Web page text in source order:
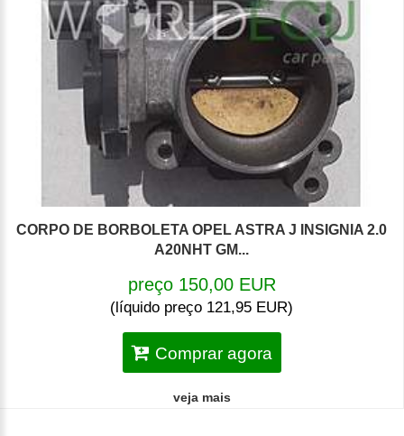
CORPO DE BORBOLETA OPEL ASTRA J INSIGNIA 2.0
A20NHT GM...
preço 150,00 EUR
(líquido preço 121,95 EUR)
Comprar agora
veja mais